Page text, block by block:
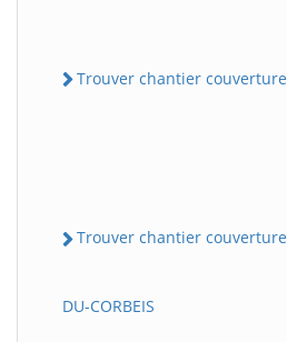
Trouver chantier couverture
Trouver chantier couverture
DU-CORBEIS